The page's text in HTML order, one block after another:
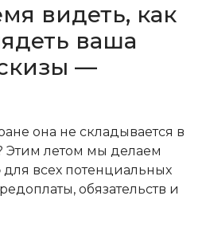
видеть, как
ваша
—
она не складывается в
Этим летом мы делаем
для всех потенциальных
обязательств и